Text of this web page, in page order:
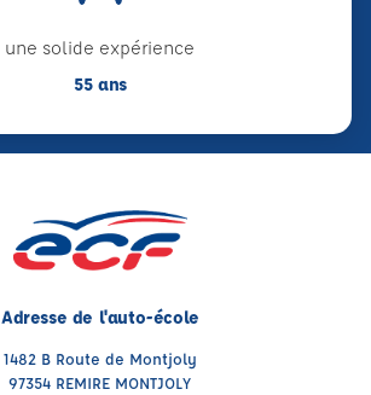
une solide expérience
55 ans
Adresse de l'auto-école
1482 B Route de Montjoly
97354 REMIRE MONTJOLY